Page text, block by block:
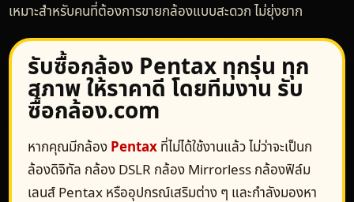
เหมาะสำหรับคนที่ต้องการขายกล้องแบบสะดวก ไม่ยุ่งยาก
รับซื้อกล้อง Pentax ทุกรุ่น ทุก
สภาพ ให้ราคาดี โดยทีมงาน รับ
ซื้อกล้อง.com
หากคุณมีกล้องPentaxที่ไม่ได้ใช้งานแล้ว ไม่ว่าจะเป็นก
ล้องดิจิทัล กล้อง DSLR กล้อง Mirrorless กล้องฟิล์ม
เลนส์ Pentax หรืออุปกรณ์เสริมต่าง ๆ และกำลังมองหา